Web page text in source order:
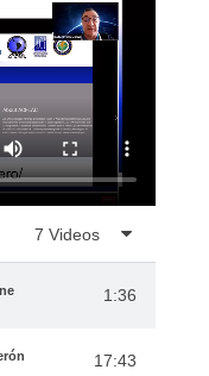
7 Videos
1:36
17:43